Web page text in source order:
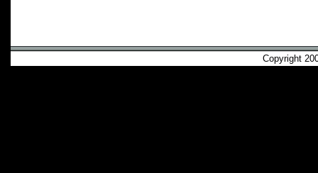
Copyright